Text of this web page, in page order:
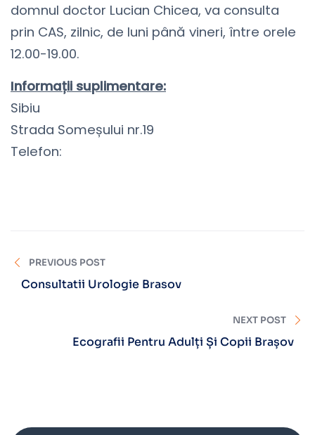
domnul doctor Lucian Chicea, va consulta
prin CAS, zilnic, de luni până vineri, între orele
12.00-19.00.
Informații suplimentare:
Sibiu
Strada Someșului nr.19
Telefon:
PREVIOUS POST
Consultatii Urologie Brasov
NEXT POST
Ecografii Pentru Adulți Și Copii Brașov